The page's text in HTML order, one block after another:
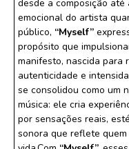
desde a composição
emocional do artista
público, “Myself”
propósito que
manifesto, nascida para
autenticidade e
se consolidou como um
música: ele cria
por sensações reais,
sonora que reflete